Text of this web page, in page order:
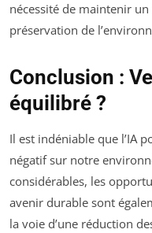
nécessité de maintenir
préservation de
Conclusion :
équilibré ?
Il est indéniable que l’IA
négatif sur notre
considérables, les
avenir durable sont
la voie d’une réduction